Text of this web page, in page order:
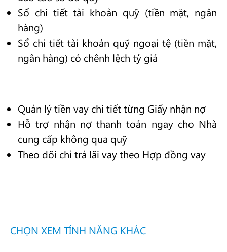
Sổ chi tiết tài khoản quỹ (tiền mặt, ngân
hàng)
Sổ chi tiết tài khoản quỹ ngoại tệ (tiền mặt,
ngân hàng) có chênh lệch tỷ giá
Quản lý tiền vay chi tiết từng Giấy nhận nợ
Hỗ trợ nhận nợ thanh toán ngay cho Nhà
cung cấp không qua quỹ
Theo dõi chỉ trả lãi vay theo Hợp đồng vay
CHỌN XEM TÍNH NĂNG KHÁC